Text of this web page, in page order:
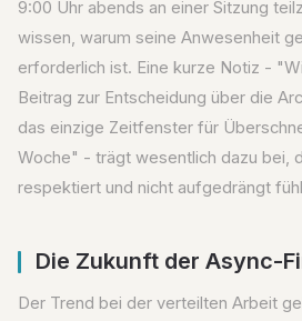
9:00 Uhr abends an einer Sitzung
wissen, warum seine Anwesenheit
erforderlich ist. Eine kurze Notiz -
Beitrag zur Entscheidung über die
das einzige Zeitfenster für
Woche" - trägt wesentlich dazu bei,
respektiert und nicht aufgedrängt
Die Zukunft der Async-
Der Trend bei der verteilten Arbeit